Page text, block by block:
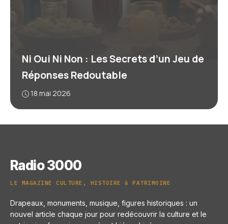
Ni Oui Ni Non : Les Secrets d’un Jeu de
Réponses Redoutable
18 mai 2026
Radio 3000
LE MAGAZINE CULTURE, HISTOIRE & PATRIMOINE
Drapeaux, monuments, musique, figures historiques : un
nouvel article chaque jour pour redécouvrir la culture et le